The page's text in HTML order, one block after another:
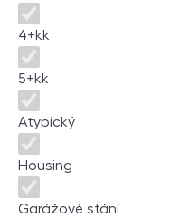
4+kk
5+kk
Atypický
Housing
Garážové stání